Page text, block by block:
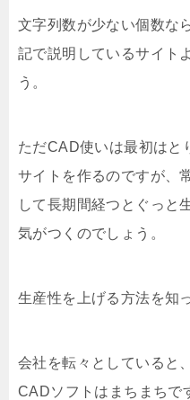
文字列数が少ない個数な
記で説明しているサイト
う。
ただCAD使いは最初はと
サイトを作るのですが、
して長期間経つとぐっと
気がつくのでしょう。
生産性を上げる方法を知
会社を転々としていると
CADソフトはまちまちで